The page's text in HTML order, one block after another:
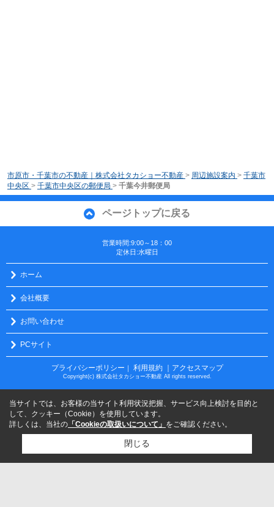
市原市・千葉市の不動産｜株式会社タカショー不動産 > 周辺施設案内 > 千葉市
中央区 > 千葉市中央区の郵便局 > 千葉今井郵便局
ページトップに戻る
営業時間:9:00～18：00
定休日:水曜日
ホーム
会社概要
お問い合わせ
PCサイト
プライバシーポリシー ｜ 利用規約 ｜アクセスマップ
Copyright(c) 株式会社タカショー不動産 All rights reserved.
当サイトでは、お客様の当サイト利用状況把握、サービス向上検討を目的と
して、クッキー（Cookie）を使用しています。
詳しくは、当社の 「Cookieの取扱いについて」 をご確認ください。
閉じる